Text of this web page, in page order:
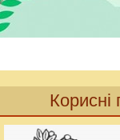
Корисні